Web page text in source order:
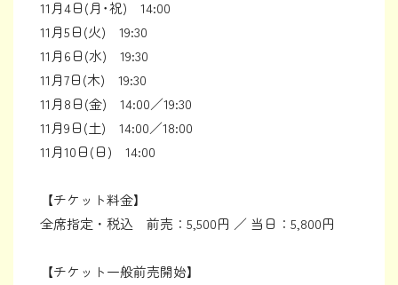
11月4日(月･祝) 14:00
11月5日(火) 19:30
11月6日(水) 19:30
11月7日(木) 19:30
11月8日(金) 14:00／19:30
11月9日(土) 14:00／18:00
11月10日(日) 14:00
【チケット料金】
全席指定・税込 前売：5,500円 ／ 当日：5,800円
【チケット一般前売開始】